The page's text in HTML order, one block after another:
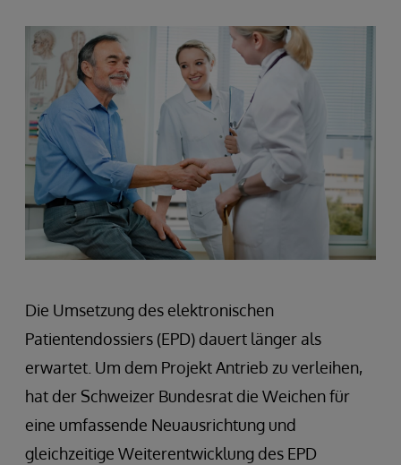
Die Umsetzung des elektronischen
Patientendossiers (EPD) dauert länger als
erwartet. Um dem Projekt Antrieb zu verleihen,
hat der Schweizer Bundesrat die Weichen für
eine umfassende Neuausrichtung und
gleichzeitige Weiterentwicklung des EPD